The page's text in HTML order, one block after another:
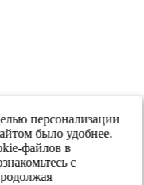
персонализации
было удобнее.
файлов в
с